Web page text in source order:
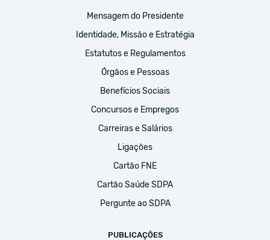
Mensagem do Presidente
Identidade, Missão e Estratégia
Estatutos e Regulamentos
Órgãos e Pessoas
Benefícios Sociais
Concursos e Empregos
Carreiras e Salários
Ligações
Cartão FNE
Cartão Saúde SDPA
Pergunte ao SDPA
PUBLICAÇÕES